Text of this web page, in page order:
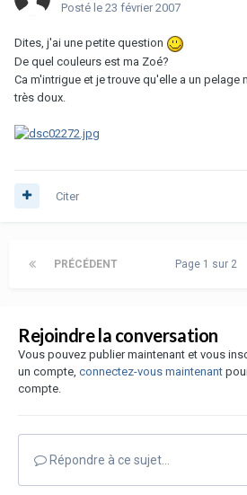
Posté le 23 février 2007
Dites, j'ai une petite question
De quel couleurs est ma Zoé?
Ca m'intrigue et je trouve qu'elle a un pelage
très doux.
Citer
PRÉCÉDENT Page 1 sur 2
Rejoindre la conversation
Vous pouvez publier maintenant et vous
un compte, connectez-vous maintenant
compte.
Répondre à ce sujet…